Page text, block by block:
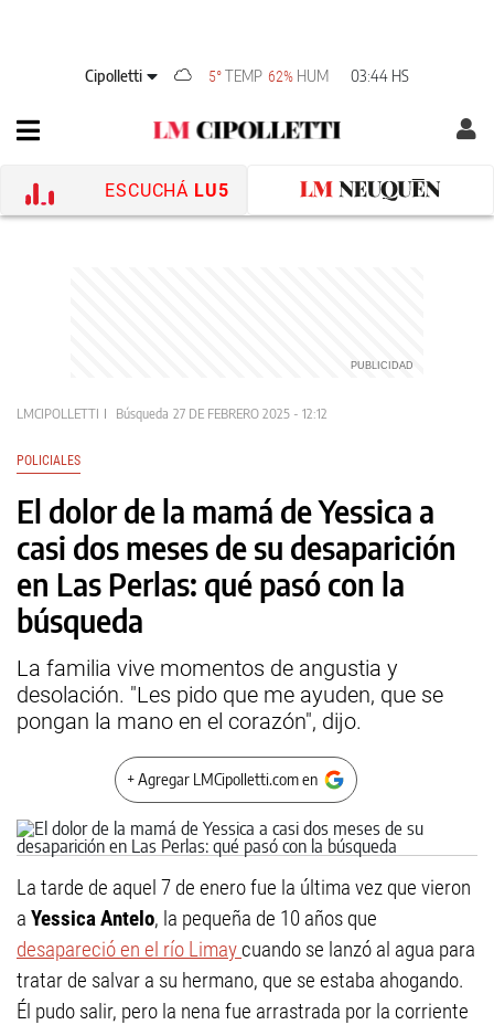
Cipolletti 5°TEMP 62% HUM 03:44 HS
ESCUCHÁ LU5
LMCIPOLLETTI Búsqueda 27 DE FEBRERO 2025 - 12:12
POLICIALES
El dolor de la mamá de Yessica a
casi dos meses de su desaparición
en Las Perlas: qué pasó con la
búsqueda
La familia vive momentos de angustia y
desolación. "Les pido que me ayuden, que se
pongan la mano en el corazón", dijo.
+ Agregar LMCipolletti.com en
La tarde de aquel 7 de enero fue la última vez que vieron
a Yessica Antelo, la pequeña de 10 años que
desapareció en el río Limay cuando se lanzó al agua para
tratar de salvar a su hermano, que se estaba ahogando.
Él pudo salir, pero la nena fue arrastrada por la corriente